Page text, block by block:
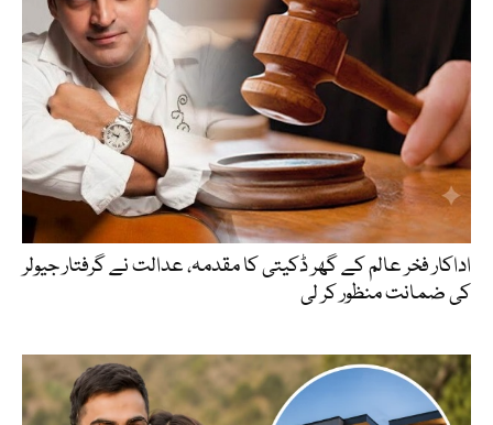
اداکار فخر عالم کے گھر ڈکیتی کا مقدمہ، عدالت نے گرفتار جیولر
کی ضمانت منظور کر لی